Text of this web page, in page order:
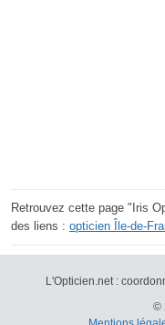
Retrouvez cette page "Iris
des liens : opticien Île-de-
L'Opticien.net :
©